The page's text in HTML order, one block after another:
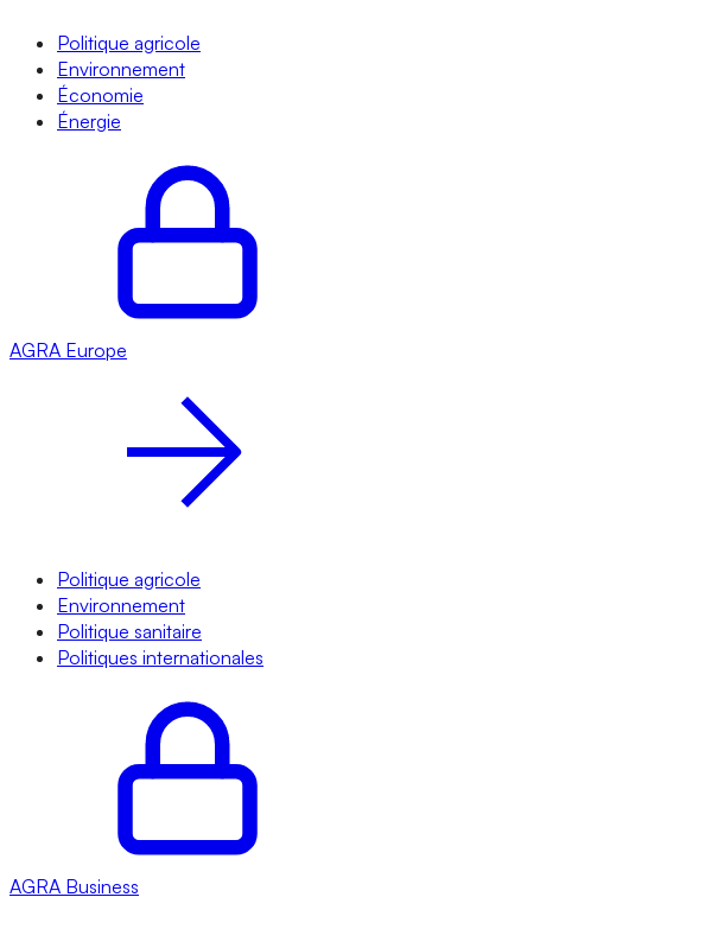
Politique agricole
Environnement
Économie
Énergie
AGRA Europe
Politique agricole
Environnement
Politique sanitaire
Politiques internationales
AGRA Business